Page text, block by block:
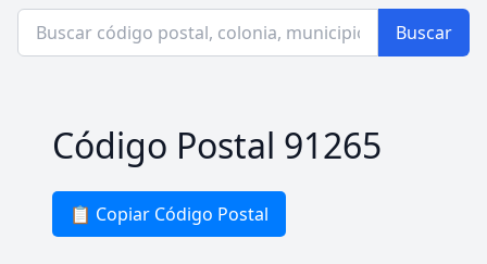
Buscar
Código Postal 91265
📋 Copiar Código Postal